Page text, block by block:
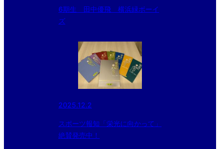
6期生 田中優飛 横浜緑ボーイ
ズ
2025.12.2
スポーツ報知「栄光に向かって」
絶賛発売中！